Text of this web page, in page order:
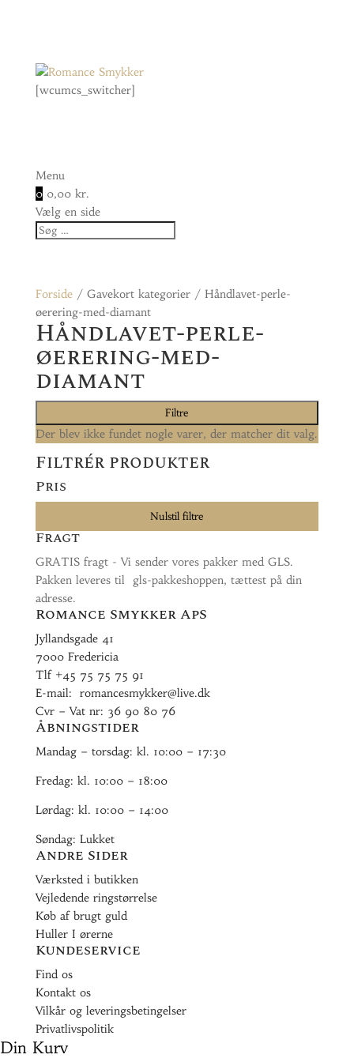
[wcumcs_switcher]
Menu
0 0,00 kr.
Vælg en side
Forside/ Gavekort kategorier / Håndlavet-perle-
øerering-med-diamant
Håndlavet-perle-
øerering-med-
diamant
Filtre
Der blev ikke fundet nogle varer, der matcher dit valg.
Filtrér produkter
Pris
Nulstil filtre
Fragt
GRATIS fragt - Vi sender vores pakker med GLS.
Pakken leveres til gls-pakkeshoppen, tættest på din
adresse.
Romance Smykker ApS
Jyllandsgade 41
7000 Fredericia
Tlf +45 75 75 75 91
E-mail: romancesmykker@live.dk
Cvr – Vat nr: 36 90 80 76
Åbningstider
Mandag – torsdag: kl. 10:00 – 17:30
Fredag: kl. 10:00 – 18:00
Lørdag: kl. 10:00 – 14:00
Søndag: Lukket
Andre Sider
Værksted i butikken
Vejledende ringstørrelse
Køb af brugt guld
Huller I ørerne
Kundeservice
Find os
Kontakt os
Vilkår og leveringsbetingelser
Privatlivspolitik
Din Kurv